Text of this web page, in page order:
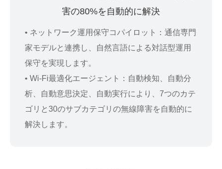
害の80%を自動的に解決
• ネットワーク運用保守コパイロット：通信専門
家モデルと連携し、自然言語による対話型運用
保守を実現します。
• Wi-Fi最適化エージェント：自動検知、自動分
析、自動意思決定、自動実行により、7つのカテ
ゴリと30のサブカテゴリの無線障害を自動的に
解決します。